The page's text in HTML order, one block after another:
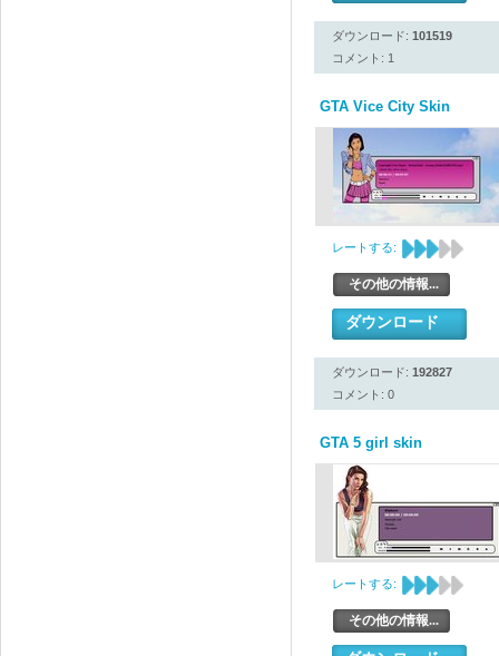
ダウンロード: 101519
コメント: 1
GTA Vice City Skin
レートする:
その他の情報...
ダウンロード
ダウンロード: 192827
コメント: 0
GTA 5 girl skin
レートする:
その他の情報...